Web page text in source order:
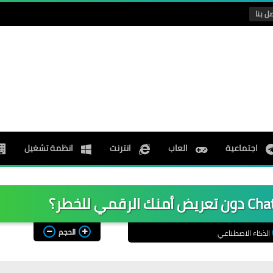
بنا
اجتماعية العاب انترنت انظمة تشغيل
الذكاء الاصطناعي الحجم